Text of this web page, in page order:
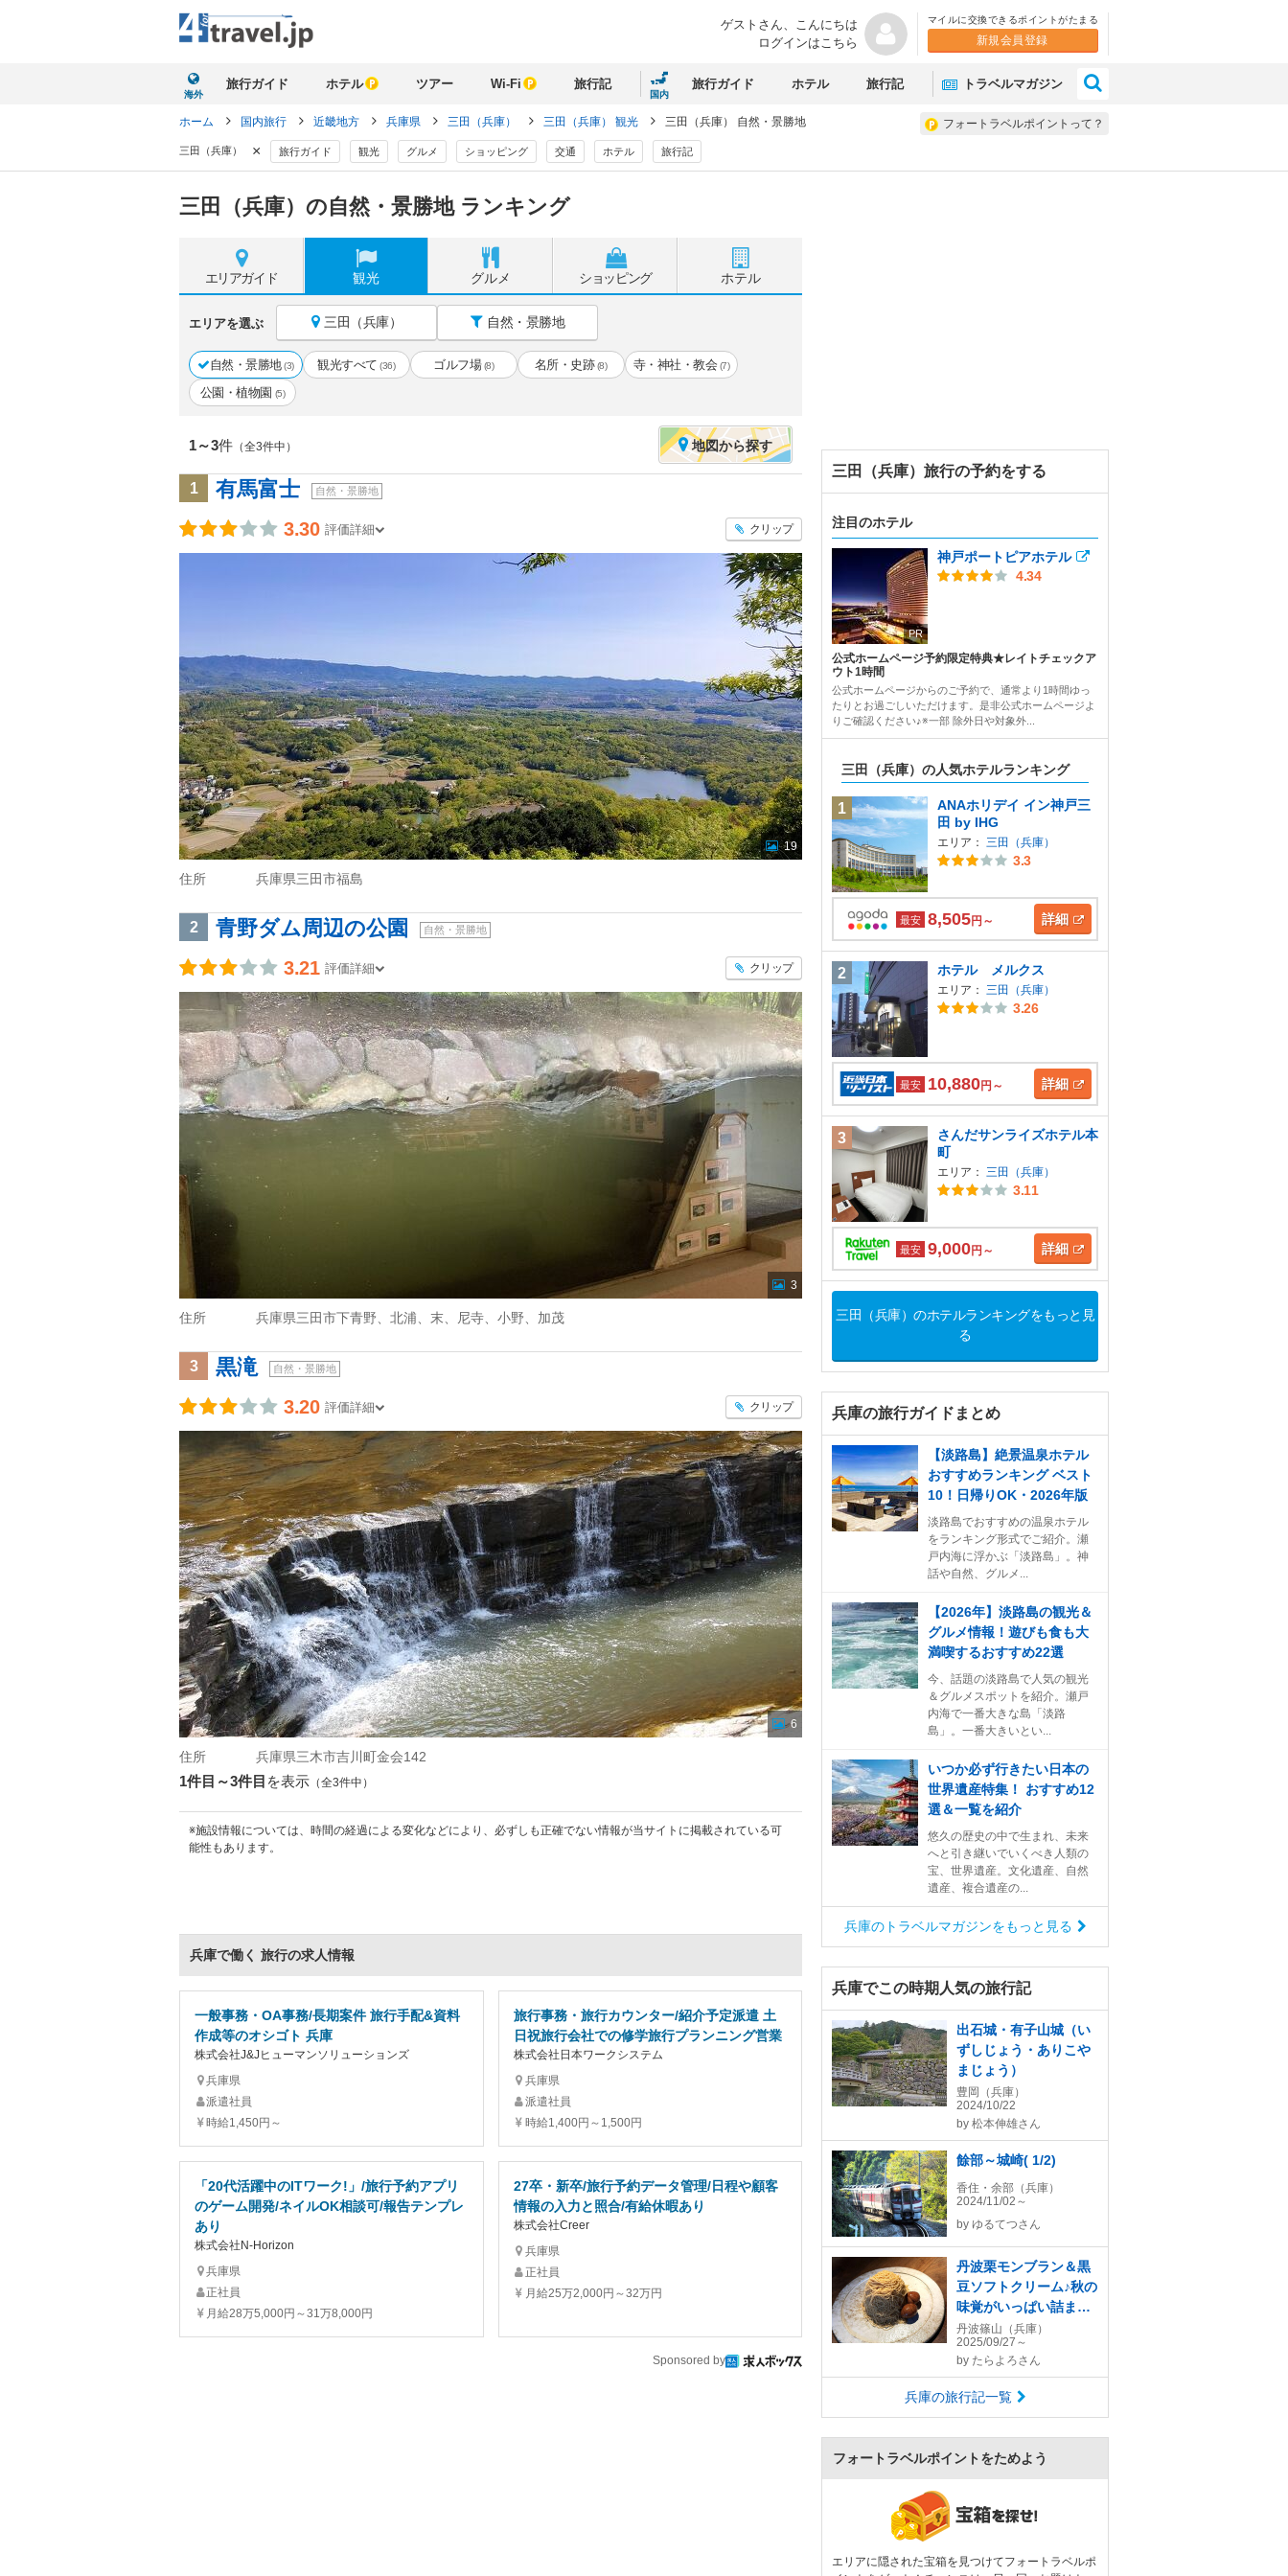
ゲストさん、 こんにちは
ログインはこちら
マイルに交換できるポイントがたまる
新規会員登録
海外
旅行ガイド ホテル ツアー Wi-Fi 旅行記
国内
旅行ガイド ホテル 旅行記 トラベルマガジン
フォートラベルポイントって？
ホーム 国内旅行 近畿地方 兵庫県 三田（兵庫） 三田（兵庫） 観光 三田（兵庫） 自然・景勝地
三田（兵庫） × 旅行ガイド 観光 グルメ ショッピング 交通 ホテル 旅行記
三田（兵庫）の自然・景勝地 ランキング
エリアガイド 観光 グルメ ショッピング ホテル
エリアを選ぶ 三田（兵庫） 自然・景勝地
自然・景勝地 (3) 観光すべて (36) ゴルフ場 (8) 名所・史跡 (8) 寺・神社・教会 (7)
公園・植物園 (5)
1～3件 （全3件中） 地図から探す
1 有馬富士 自然・景勝地
3.30 評価詳細 クリップ
19
住所 兵庫県三田市福島
2 青野ダム周辺の公園 自然・景勝地
3.21 評価詳細 クリップ
3
住所 兵庫県三田市下青野、北浦、末、尼寺、小野、加茂
3 黒滝 自然・景勝地
3.20 評価詳細 クリップ
6
住所 兵庫県三木市吉川町金会142
1件目～3件目 を表示 （全3件中）
※施設情報については、時間の経過による変化などにより、必ずしも正確でない情報が当サイトに掲載されている可
能性もあります。
兵庫で働く 旅行の求人情報
一般事務・OA事務/長期案件 旅行手配&資料
作成等のオシゴト 兵庫
株式会社J&Jヒューマンソリューションズ
兵庫県
派遣社員
時給1,450円～
旅行事務・旅行カウンター/紹介予定派遣 土
日祝旅行会社での修学旅行プランニング営業
株式会社日本ワークシステム
兵庫県
派遣社員
時給1,400円～1,500円
「20代活躍中のITワーク!」/旅行予約アプリ
のゲーム開発/ネイルOK相談可/報告テンプレ
あり
株式会社N-Horizon
兵庫県
正社員
月給28万5,000円～31万8,000円
27卒・新卒/旅行予約データ管理/日程や顧客
情報の入力と照合/有給休暇あり
株式会社Creer
兵庫県
正社員
月給25万2,000円～32万円
Sponsored by
三田（兵庫）旅行の予約をする
注目のホテル
PR
神戸ポートピアホテル
4.34
公式ホームページ予約限定特典★レイトチェックア
ウト1時間
公式ホームページからのご予約で、通常より1時間ゆっ
たりとお過ごしいただけます。是非公式ホームページよ
りご確認ください♪※一部 除外日や対象外...
三田（兵庫）の人気ホテルランキング
1
ANAホリデイ イン神戸三
田 by IHG
エリア： 三田（兵庫）
3.3
最安 8,505円～ 詳細
2 ホテル メルクス
エリア： 三田（兵庫）
3.26
最安 10,880円～ 詳細
3
さんだサンライズホテル本
町
エリア： 三田（兵庫）
3.11
最安 9,000円～ 詳細
三田（兵庫）のホテルランキングをもっと見
る
兵庫の旅行ガイドまとめ
【淡路島】絶景温泉ホテル
おすすめランキング ベスト
10！日帰りOK・2026年版
淡路島でおすすめの温泉ホテル
をランキング形式でご紹介。瀬
戸内海に浮かぶ「淡路島」。神
話や自然、グルメ...
【2026年】淡路島の観光＆
グルメ情報！遊びも食も大
満喫するおすすめ22選
今、話題の淡路島で人気の観光
＆グルメスポットを紹介。瀬戸
内海で一番大きな島「淡路
島」。一番大きいとい...
いつか必ず行きたい日本の
世界遺産特集！ おすすめ12
選＆一覧を紹介
悠久の歴史の中で生まれ、未来
へと引き継いでいくべき人類の
宝、世界遺産。文化遺産、自然
遺産、複合遺産の...
兵庫のトラベルマガジンをもっと見る
兵庫でこの時期人気の旅行記
出石城・有子山城（い
ずしじょう・ありこや
まじょう）
豊岡（兵庫）
2024/10/22
by 松本伸雄さん
餘部～城崎( 1/2)
香住・余部（兵庫）
2024/11/02～
by ゆるてつさん
丹波栗モンブラン＆黒
豆ソフトクリーム♪秋の
味覚がいっぱい詰まっ
た丹波グルメin中島大
祥堂と小田垣商店そし
てこの日から陶器にハ
マった♪
丹波篠山（兵庫）
2025/09/27～
by たらよろさん
兵庫の旅行記一覧
フォートラベルポイントをためよう
エリアに隠された宝箱を見つけてフォートラベルポ